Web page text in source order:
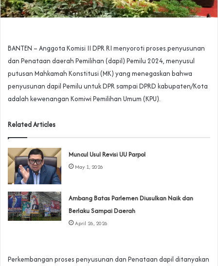
BANTEN – Anggota Komisi II DPR RI menyoroti proses.penyusunan
dan Penataan daerah Pemilihan (dapil) Pemilu 2024, menyusul
putusan Mahkamah Konstitusi (MK) yang menegaskan bahwa
penyusunan dapil Pemilu untuk DPR sampai DPRD kabupaten/Kota
adalah kewenangan Komiwi Pemilihan Umum (KPU).
Related Articles
Muncul Usul Revisi UU Parpol
May 1, 2026
Ambang Batas Parlemen Diusulkan Naik dan
Berlaku Sampai Daerah
April 26, 2026
Perkembangan proses penyusunan dan Penataan dapil ditanyakan